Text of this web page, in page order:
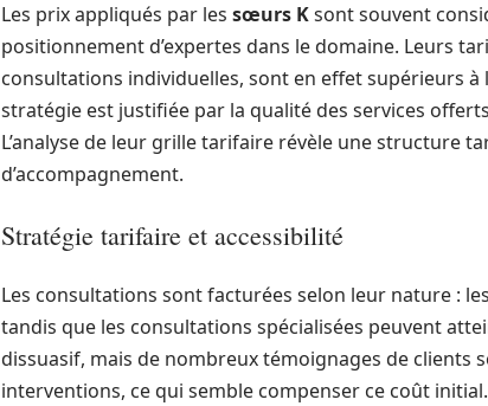
Les prix appliqués par les sœurs Ksont souvent
positionnement d’expertes dans le domaine. Leurs
consultations individuelles, sont en effet supérieurs
stratégie est justifiée par la qualité des services
L’analyse de leur grille tarifaire révèle une structure
d’accompagnement.
Stratégie tarifaire et accessibilité
Les consultations sont facturées selon leur nature :
tandis que les consultations spécialisées peuvent
dissuasif, mais de nombreux témoignages de clients
interventions, ce qui semble compenser ce coût